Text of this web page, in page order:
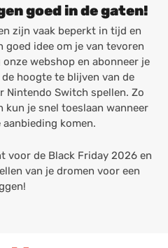
goed in de gaten!
zijn vaak beperkt in tijd en
goed idee om je van tevoren
webshop en abonneer je
hoogte te blijven van de
Nintendo Switch spellen. Zo
kun je snel toeslaan wanneer
komen.
voor de Black Friday 2026 en
van je dromen voor een